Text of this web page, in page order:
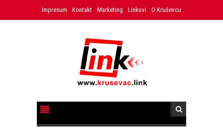
Impresum Kontakt Marketing Linkovi O Kruševcu